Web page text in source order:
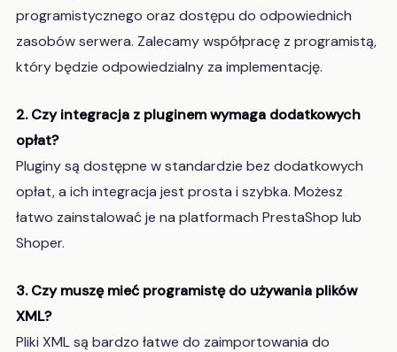
programistycznego oraz dostępu do odpowiednich
zasobów serwera. Zalecamy współpracę z programistą,
który będzie odpowiedzialny za implementację.
2. Czy integracja z pluginem wymaga dodatkowych
opłat?
Pluginy są dostępne w standardzie bez dodatkowych
opłat, a ich integracja jest prosta i szybka. Możesz
łatwo zainstalować je na platformach PrestaShop lub
Shoper.
3. Czy muszę mieć programistę do używania plików
XML?
Pliki XML są bardzo łatwe do zaimportowania do